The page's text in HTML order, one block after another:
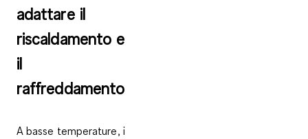
adattare il
riscaldamento e
il
raffreddamento
A basse temperature, i